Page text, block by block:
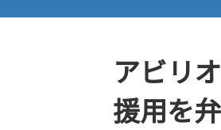
アビリ
援用を